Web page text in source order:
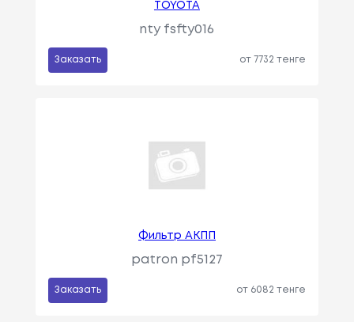
TOYOTA
nty fsfty016
Заказать от 7732 тенге
Фильтр АКПП
patron pf5127
Заказать от 6082 тенге